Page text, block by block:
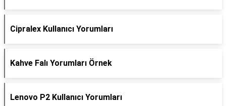
Cipralex Kullanıcı Yorumları
Kahve Falı Yorumları Örnek
Lenovo P2 Kullanıcı Yorumları